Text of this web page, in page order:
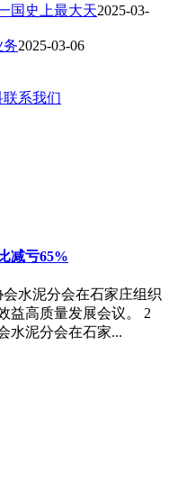
国史上最大天2025-03-
务2025-03-06
联系我们
减亏65%
水泥分会在石家庄组织
益高质量发展会议。 2
水泥分会在石家...